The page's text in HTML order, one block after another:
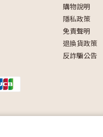
購物說明
隱私政策
免責聲明
退換貨政策
反詐騙公告